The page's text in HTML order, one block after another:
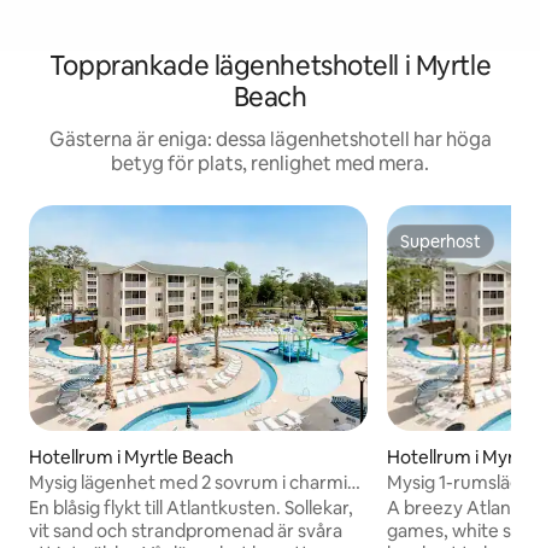
Topprankade lägenhetshotell i Myrtle
Beach
Gästerna är eniga: dessa lägenhetshotell har höga
betyg för plats, renlighet med mera.
Hotellrum i Myrtle Beach
Mysig lägenhet med 2 sovrum i charmiga
Myrtle Beach
En blåsig flykt till Atlantkusten. Sollekar,
vit sand och strandpromenad är svåra
Superhost
Superhost
Hotellrum i Myrtle
Mysig 1-
Beach
A breezy Atlantic
games, white